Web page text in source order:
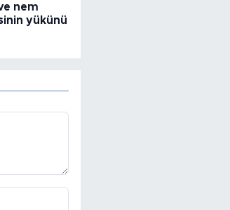
nem
yükünü